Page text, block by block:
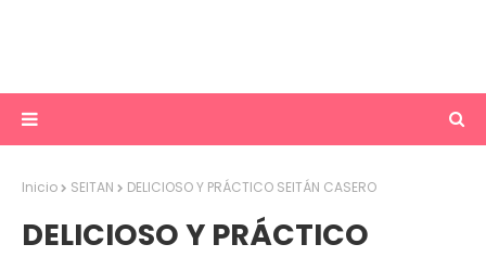
Inicio SEITAN DELICIOSO Y PRÁCTICO SEITÁN CASERO
DELICIOSO Y PRÁCTICO